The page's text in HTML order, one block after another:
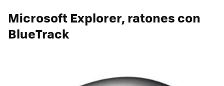
Microsoft Explorer, ratones con
BlueTrack